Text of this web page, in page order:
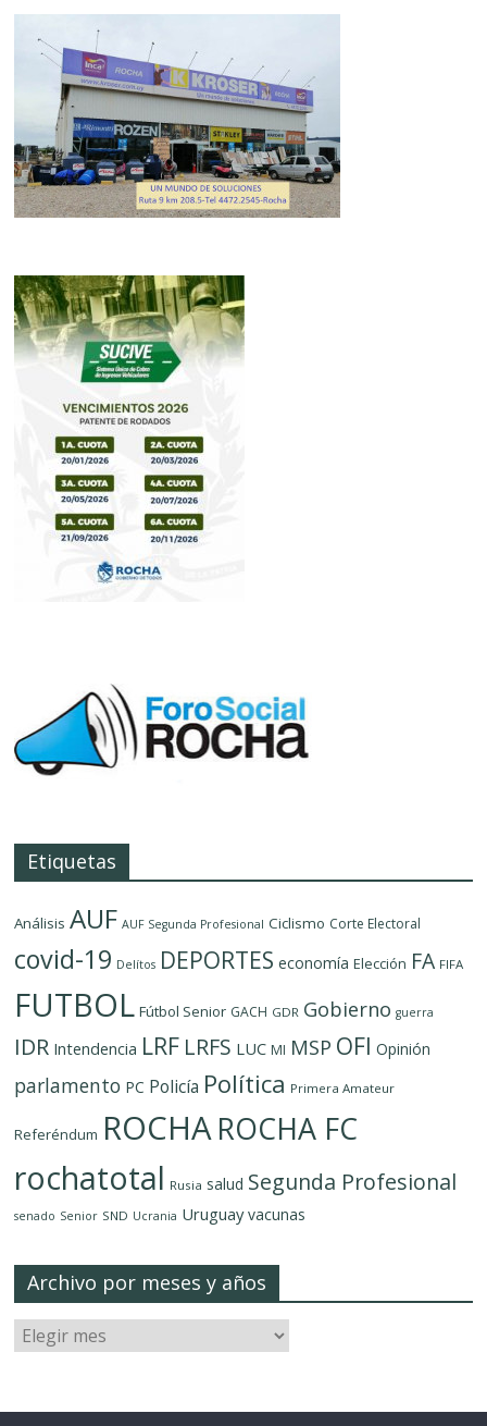
Etiquetas
Análisis AUF AUF Segunda Profesional Ciclismo Corte Electoral
covid-19 Delítos DEPORTES economía Elección FA FIFA
FUTBOL Fútbol Senior GACH GDR Gobierno guerra
IDR Intendencia LRF LRFS LUC MI MSP OFI Opinión
parlamento PC Policía Política Primera Amateur
Referéndum ROCHAROCHA FC
rochatotal Rusia salud Segunda Profesional
senado Senior SND Ucrania Uruguay vacunas
Archivo por meses y años